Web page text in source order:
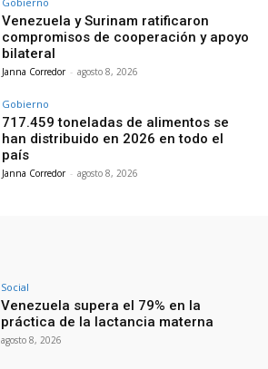
Venezuela y Surinam ratificaron
compromisos de cooperación y apoyo
bilateral
Janna Corredor - agosto 8, 2026
Gobierno
717.459 toneladas de alimentos se
han distribuido en 2026 en todo el
país
Janna Corredor - agosto 8, 2026
Social
Venezuela supera el 79% en la
práctica de la lactancia materna
agosto 8, 2026